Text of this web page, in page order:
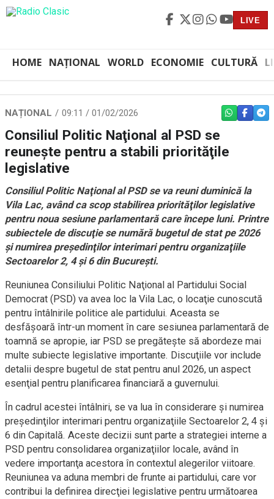
LIVE
HOME NAȚIONAL WORLD ECONOMIE CULTURĂ
NAȚIONAL 09:11 / 01/02/2026 WHATSAPP
Consiliul Politic Naţional al PSD se
reuneşte pentru a stabili priorităţile
legislative
Consiliul Politic Naţional al PSD se va reuni duminică la
Vila Lac, având ca scop stabilirea priorităţilor legislative
pentru noua sesiune parlamentară care începe luni. Printre
subiectele de discuţie se numără bugetul de stat pe 2026
şi numirea preşedinţilor interimari pentru organizaţiile
Sectoarelor 2, 4 şi 6 din Bucureşti.
Reuniunea Consiliului Politic Naţional al Partidului Social
Democrat (PSD) va avea loc la Vila Lac, o locaţie cunoscută
pentru întâlnirile politice ale partidului. Aceasta se
desfăşoară într-un moment în care sesiunea parlamentară de
toamnă se apropie, iar PSD se pregăteşte să abordeze mai
multe subiecte legislative importante. Discuţiile vor include
detalii despre bugetul de stat pentru anul 2026, un aspect
esenţial pentru planificarea financiară a guvernului.
În cadrul acestei întâlniri, se va lua în considerare şi numirea
preşedinţilor interimari pentru organizaţiile Sectoarelor 2, 4 şi
6 din Capitală. Aceste decizii sunt parte a strategiei interne a
PSD pentru consolidarea organizaţiilor locale, având în
vedere importanţa acestora în contextul alegerilor viitoare.
Reuniunea va aduna membri de frunte ai partidului, care vor
contribui la definirea direcţiei legislative pentru următoarea